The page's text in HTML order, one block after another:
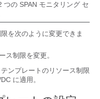
の SPAN モニタリング セ
を次のように変更できま
ス制限を変更。
ンプレートのリソース制限
に適用。